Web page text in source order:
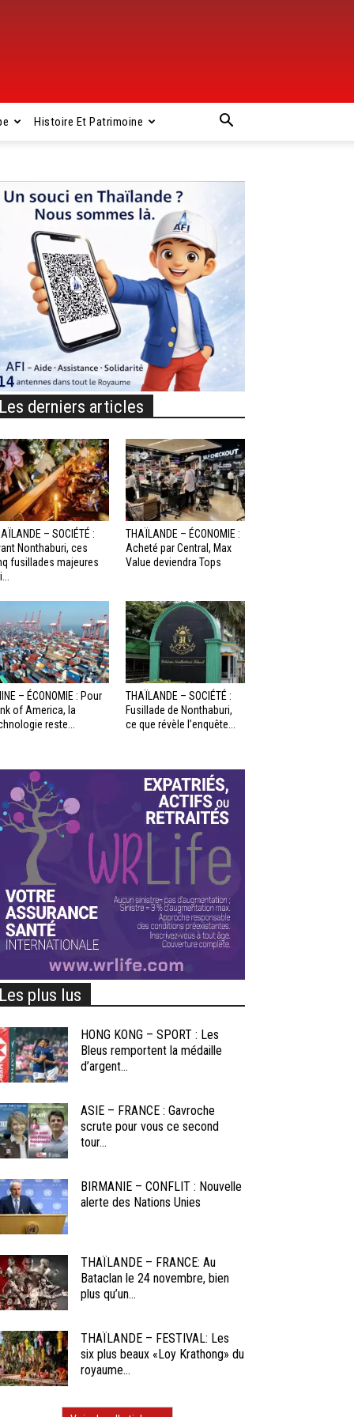
Histoire Et Patrimoine
Les derniers articles
– SOCIÉTÉ :
Nonthaburi, ces
fusillades majeures
THAÏLANDE – ÉCONOMIE :
Acheté par Central, Max
Value deviendra Tops
– ÉCONOMIE : Pour
of America, la
reste...
THAÏLANDE – SOCIÉTÉ :
Fusillade de Nonthaburi,
ce que révèle l’enquête...
Les plus lus
HONG KONG – SPORT : Les
Bleus remportent la médaille
d’argent...
ASIE – FRANCE : Gavroche
scrute pour vous ce second
tour...
BIRMANIE – CONFLIT : Nouvelle
alerte des Nations Unies
THAÏLANDE – FRANCE: Au
Bataclan le 24 novembre, bien
plus qu’un...
THAÏLANDE – FESTIVAL: Les
six plus beaux «Loy Krathong» du
royaume...